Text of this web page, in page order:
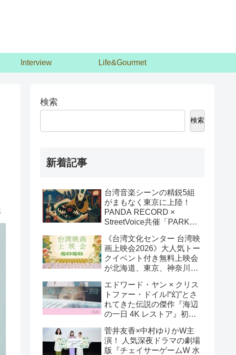
Interview Life&Gourmet
検索
検索
新着記事
台湾音楽シーンの精鋭5組
がまもなく東京に上陸！
PANDA RECORD ×
StreetVoice共催「PARK
好評発売中！
《台湾文化センター 台湾映
画上映会2026》大人気トー
クイベント付き無料上映会
が北海道、東京、神奈川、
決定!
エドワード・ヤン × クリス
トファー・ドイル!“幻”とさ
れてきた伝説の傑作『海辺
の一日 4K レストア』初の
『恐怖分子 デジタルリマス
ター』上映も!
菅井友香×中村ゆりかW主
演！ 人気深夜ドラマの劇場
版『チェイサーゲームW 水